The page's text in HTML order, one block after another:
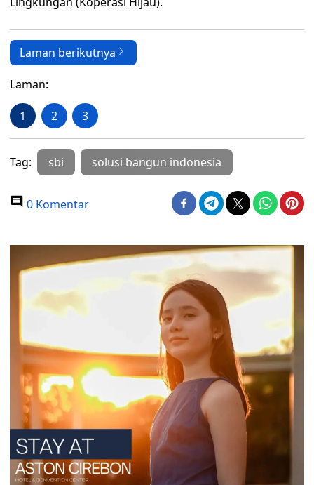
Laman berikutnya
Laman:
1 2 3
Tag: sbi solusi bangun indonesia
0 Komentar